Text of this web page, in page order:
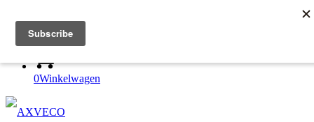
Register with academy
0Winkelwagen